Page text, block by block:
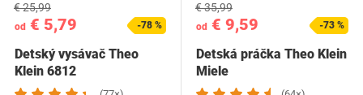
od € 5,79
€ 25,99
-78 %
Detský vysávač Theo
Klein 6812
od € 9,59
€ 35,99
-73 %
Detská práčka Theo Klein
Miele